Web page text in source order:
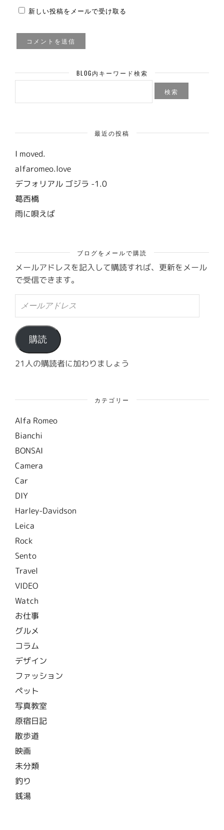
新しい投稿をメールで受け取る
BLOG内キーワード検索
検
最近の投稿
I moved.
alfaromeo.love
デフォリアル ゴジラ -1.0
葛西橋
雨に唄えば
ブログをメールで購読
メールアドレスを記入して購読すれば、更新をメール
で受信できます。
ル
ア
ド
レ
ス
購読
21人の購読者に加わりましょう
カテゴリー
Alfa Romeo
Bianchi
BONSAI
Camera
Car
DIY
Harley-Davidson
Leica
Rock
Sento
Travel
VIDEO
Watch
お仕事
グルメ
コラム
デザイン
ファッション
ペット
写真教室
原宿日記
散歩道
映画
未分類
釣り
銭湯